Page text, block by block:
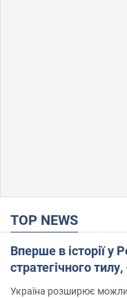
TOP NEWS
Вперше в історії у
стратегічного
Україна розширює